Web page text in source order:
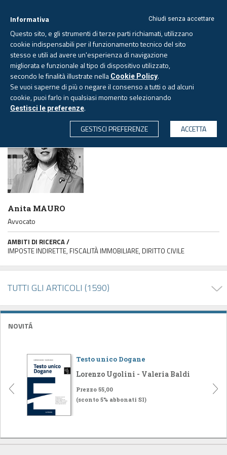
CERCA
Domenica, 9 agosto 2026
PAGINA AUTORE
Anita MAURO
Avvocato
AMBITI DI RICERCA /
IMPOSTE INDIRETTE, FISCALITÀ IMMOBILIARE, DIRITTO CIVILE
TUTTI GLI ARTICOLI (1590)
NOVITÁ
Testo unico Dogane
Lorenzo Ugolini - Valeria Baldi
Prezzo 55,00
(sconto 5% abbonati SI)
Chiudi senza accettare
Informativa
Questo sito, e gli strumenti di terze parti richiamati, utilizzano
cookie indispensabili per il funzionamento tecnico del sito
stesso e utili ad avere un'esperienza di navigazione
migliorata e funzionale al tipo di dispositivo utilizzato,
secondo le finalità illustrate nella Cookie Policy.
Se vuoi saperne di più o negare il consenso a tutti o ad alcuni
cookie, puoi farlo in qualsiasi momento selezionando
Gestisci le preferenze.
GESTISCI PREFERENZE
ACCETTA